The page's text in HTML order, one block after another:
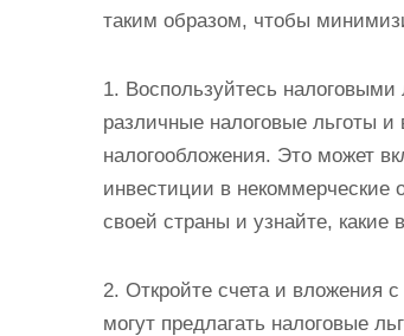
таким образом, чтобы
1. Воспользуйтесь
различные налоговые льготы
налогообложения. Это может
инвестиции в некоммерческие
своей страны и узнайте,
2. Откройте счета и вложения
могут предлагать налоговые